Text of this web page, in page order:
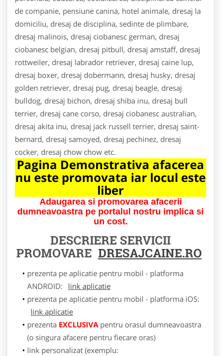
de companie, pensiune canina, hotel animale, dresaj la
domiciliu, dresaj de disciplina, sedinte de plimbare,
dresaj malinois, dresaj ciobanesc german, dresaj
ciobanesc belgian, dresaj pitbull, dresaj amstaff, dresaj
rottweiler, dresaj labrador retriever, dresaj caine lup,
dresaj boxer, dresaj dobermann, dresaj husky, dresaj
golden retriever, dresaj pug, dresaj beagle, dresaj
bulldog, dresaj bichon, dresaj shiba inu, dresaj bull
terrier, dresaj cane corso, dresaj ciobanesc australian,
dresaj akita inu, dresaj jack russell terrier, dresaj saint-
bernard, dresaj samoyed, dresaj pechinez, dresaj
cocker, dresaj chow chow etc.
Pagina Demonstrativa afacerea
nu este promovata iar locul este
liber
Adaugarea si promovarea afacerii
dumneavoastra pe portalul nostru implica si
un cost.
DESCRIERE SERVICII
PROMOVARE DRESAJCAINE.RO
prezenta pe aplicatie pentru mobil - platforma
ANDROID:
link aplicatie
prezenta pe aplicatie pentru mobil - platforma iOS:
link aplicatie
prezenta EXCLUSIVApentru orasul dumneavoastra
(o singura afacere pentru fiecare oras)
link personalizat (exemplu: